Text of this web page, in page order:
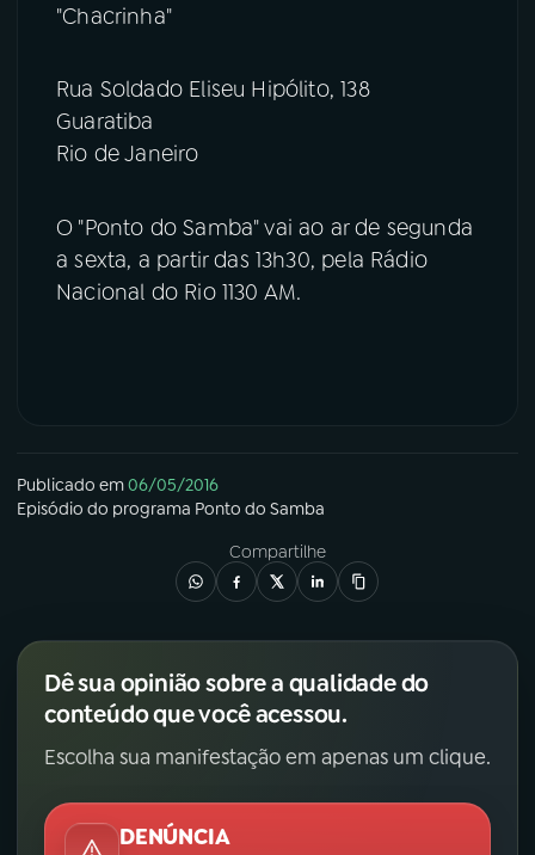
"Chacrinha"
Rua Soldado Eliseu Hipólito, 138
Guaratiba
Rio de Janeiro
O "Ponto do Samba" vai ao ar de segunda
a sexta, a partir das 13h30, pela Rádio
Nacional do Rio 1130 AM.
Publicado em06/05/2016
Episódio do programa Ponto do Samba
Compartilhe
Dê sua opinião sobre a qualidade do
conteúdo que você acessou.
Escolha sua manifestação em apenas um clique.
DENÚNCIA